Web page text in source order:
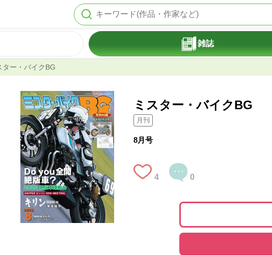
雑誌
ター・バイクBG
ミスター・バイクBG
月刊
8月号
4 0